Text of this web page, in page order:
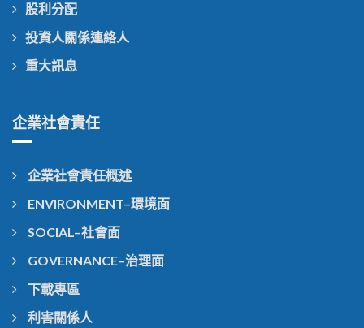
股利分配
投資人關係連絡人
重大訊息
企業社會責任
企業社會責任概述
ENVIRONMENT–環境面
SOCIAL–社會面
GOVERNANCE–治理面
下載專區
利害關係人